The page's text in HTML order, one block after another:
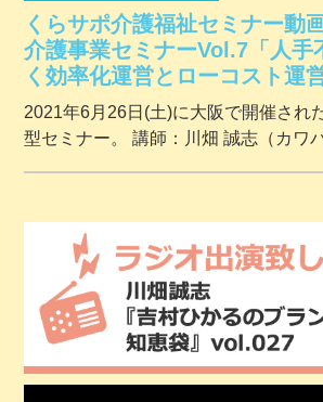
くらサポ介護福祉セミナー動
介護事業セミナーVol.7「人手
く効率化運営とローコスト運
2021年6月26日(土)に大阪で開催され
型セミナー。 講師：川畑 誠志（カワ